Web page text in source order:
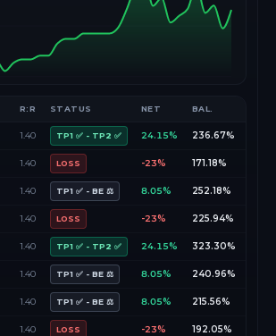
R:R STATUS NET BAL.
1.40 TP1 ✅ - TP2 ✅ 24.15% 236.67%
1.40 LOSS -23% 171.18%
1.40 TP1 ✅ - BE ⚖️ 8.05% 252.18%
1.40 LOSS -23% 225.94%
1.40 TP1 ✅ - TP2 ✅ 24.15% 323.30%
1.40 TP1 ✅ - BE ⚖️ 8.05% 240.96%
1.40 TP1 ✅ - BE ⚖️ 8.05% 215.56%
1.40 LOSS -23% 192.05%